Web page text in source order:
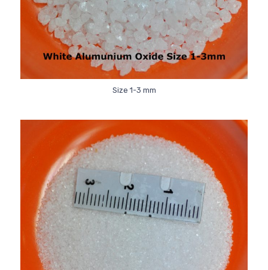
Size 1-3 mm